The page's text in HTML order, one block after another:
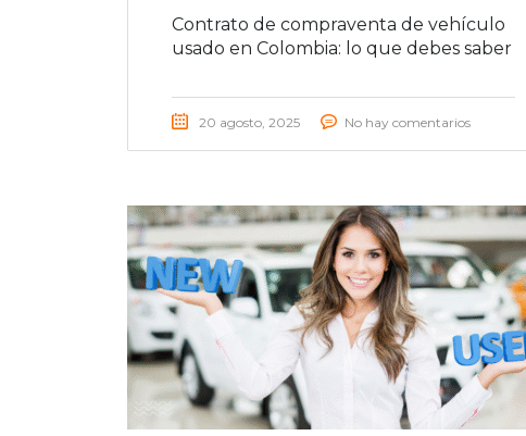
Contrato de compraventa de vehículo
usado en Colombia: lo que debes saber
20 agosto, 2025 No hay comentarios